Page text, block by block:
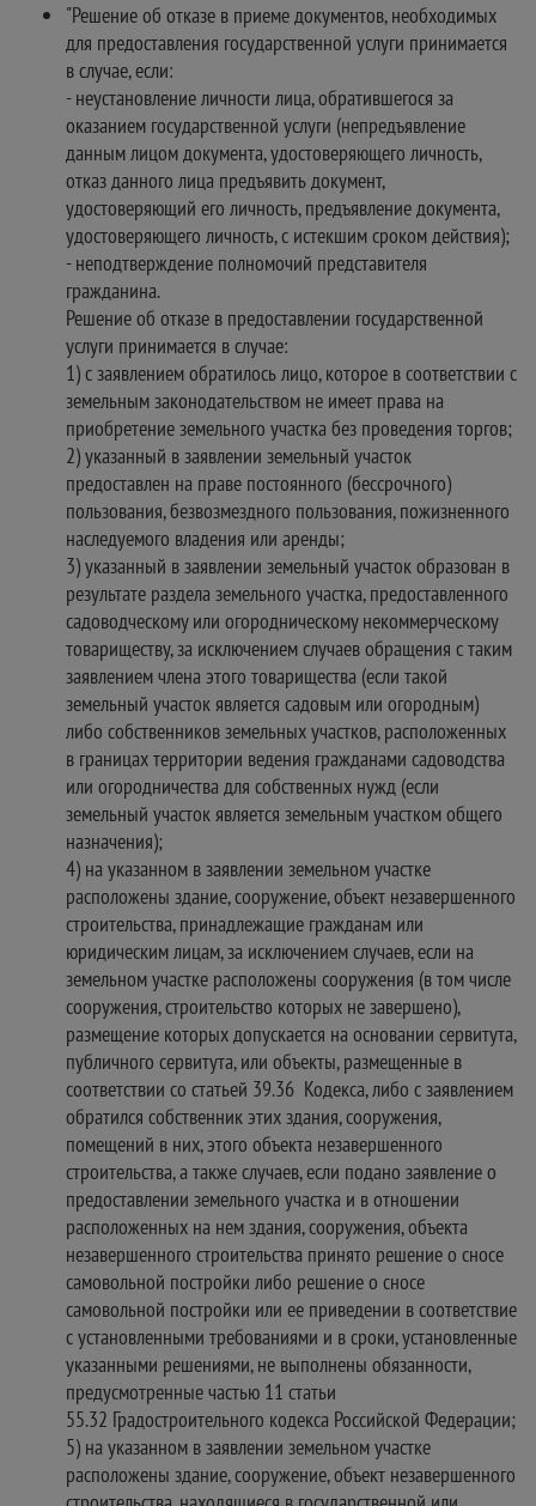
"Решение об отказе в приеме документов, необходимых
для предоставления государственной услуги принимается
в случае, если:
- неустановление личности лица, обратившегося за
оказанием государственной услуги (непредъявление
данным лицом документа, удостоверяющего личность,
отказ данного лица предъявить документ,
удостоверяющий его личность, предъявление документа,
удостоверяющего личность, с истекшим сроком действия);
- неподтверждение полномочий представителя
гражданина.
Решение об отказе в предоставлении государственной
услуги принимается в случае:
1) с заявлением обратилось лицо, которое в соответствии с
земельным законодательством не имеет права на
приобретение земельного участка без проведения торгов;
2) указанный в заявлении земельный участок
предоставлен на праве постоянного (бессрочного)
пользования, безвозмездного пользования, пожизненного
наследуемого владения или аренды;
3) указанный в заявлении земельный участок образован в
результате раздела земельного участка, предоставленного
садоводческому или огородническому некоммерческому
товариществу, за исключением случаев обращения с таким
заявлением члена этого товарищества (если такой
земельный участок является садовым или огородным)
либо собственников земельных участков, расположенных
в границах территории ведения гражданами садоводства
или огородничества для собственных нужд (если
земельный участок является земельным участком общего
назначения);
4) на указанном в заявлении земельном участке
расположены здание, сооружение, объект незавершенного
строительства, принадлежащие гражданам или
юридическим лицам, за исключением случаев, если на
земельном участке расположены сооружения (в том числе
сооружения, строительство которых не завершено),
размещение которых допускается на основании сервитута,
публичного сервитута, или объекты, размещенные в
соответствии со статьей 39.36 Кодекса, либо с заявлением
обратился собственник этих здания, сооружения,
помещений в них, этого объекта незавершенного
строительства, а также случаев, если подано заявление о
предоставлении земельного участка и в отношении
расположенных на нем здания, сооружения, объекта
незавершенного строительства принято решение о сносе
самовольной постройки либо решение о сносе
самовольной постройки или ее приведении в соответствие
с установленными требованиями и в сроки, установленные
указанными решениями, не выполнены обязанности,
предусмотренные частью 11 статьи
55.32 Градостроительного кодекса Российской Федерации;
5) на указанном в заявлении земельном участке
расположены здание, сооружение, объект незавершенного